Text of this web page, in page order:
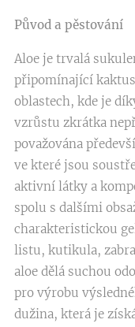
Původ a pěstování
Aloe je trvalá
připomínající
oblastech, kde je
vzrůstu zkrátka
považována
ve které jsou
aktivní látky a
spolu s dalšími
charakteristickou
listu, kutikula,
aloe dělá suchou
pro výrobu
dužina, která je